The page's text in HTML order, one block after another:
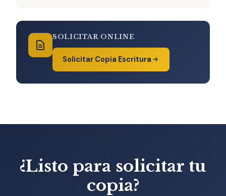
SOLICITAR ONLINE
Solicitar Copia Escritura
¿Listo para solicitar tu
copia?